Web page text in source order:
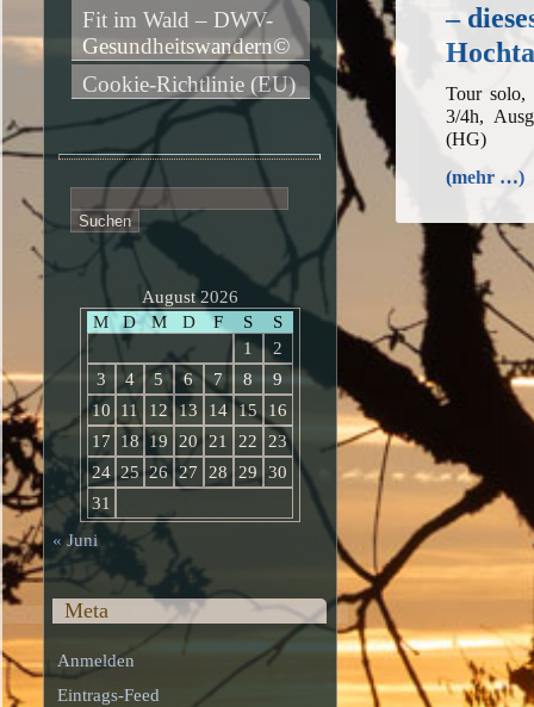
–
Tour
3/4h,
(HG)
(mehr …)
Fit im Wald – DWV-
Gesundheitswandern©
Cookie-Richtlinie (EU)
nach:
August 2026
M
D M D F S
S
1
2
3
4 5 6 7 8
9
10
11 12 13 14 15
16
17
18 19 20 21 22
23
24 25 26 27 28 29
30
31
« Juni
Meta
Anmelden
Eintrags-Feed